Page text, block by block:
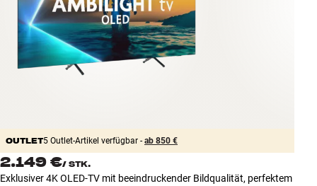
NEUHEITEN
ANGEBOTE
Bauen mit Klang
OUTLET5 Outlet-Artikel verfügbar - ab 850 €
2.149 €/ STK.
Exklusiver 4K OLED-TV mit beeindruckender Bildqualität, perfektem